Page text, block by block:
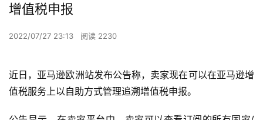
增值税申报
2022/07/27 23:13 阅读 2230
近日，亚马逊欧洲站发布公告称，卖家现在可以在亚马逊增
值税服务上以自助方式管理追溯增值税申报。